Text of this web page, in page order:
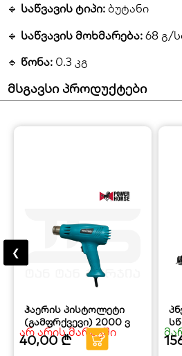
🔹 საწვავის ტიპი: ბუტანი
🔹 საწვავის მოხმარება: 68 გ/
🔹 წონა: 0.3 კგ
მსგავსი პროდუქტები
ჰაერის პისტოლეტი
(გამფრქვევი) 2000 ვ
არ არის მარაგში
40,00₾
❮